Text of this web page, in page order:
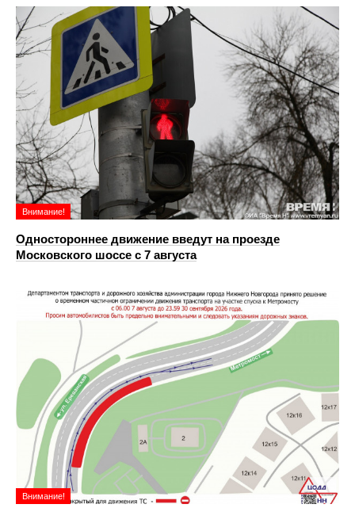
Внимание!
Одностороннее движение введут на проезде
Московского шоссе с 7 августа
Внимание!